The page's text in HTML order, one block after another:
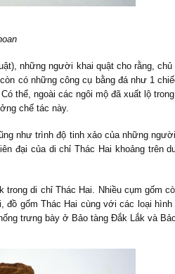
những người khai quật cho rằng, chủ
có những công cụ bằng đá như 1
thể, ngoài các ngôi mộ đã xuất lộ
chế tác này.
như trình độ tinh xảo của những
đại của di chỉ Thác Hai khoảng trên
di chỉ Thác Hai. Nhiều cụm gốm
gốm Thác Hai cùng với các loại hình
trưng bày ở Bảo tàng Đắk Lắk và